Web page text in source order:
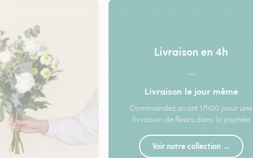
Livraison en 4h
—
Livraison le jour même
Commandez avant 17h00 pour une
livraison de fleurs dans la journée
Voir notre collection →